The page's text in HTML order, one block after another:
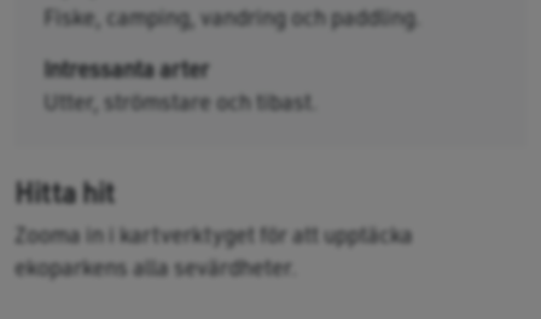
Fiske, camping, vandring och paddling.
Intressanta arter
Utter, strömstare och tibast.
Hitta hit
Zooma in i kartverktyget för att upptäcka
ekoparkens alla sevärdheter.